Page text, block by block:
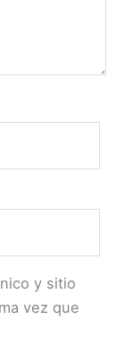
y sitio
vez que